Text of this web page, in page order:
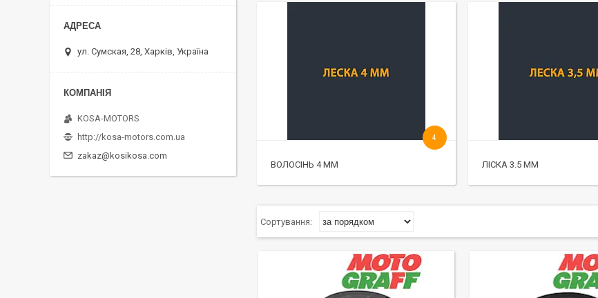
ВОЛОСІНЬ 4 ММ
4
ЛІСКА 3.5 ММ
ул. Сумская, 28, Харків, Україна
KOSA-MOTORS
http://kosa-motors.com.ua
zakaz@kosikosa.com